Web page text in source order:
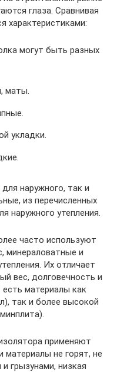
глаза. Сравнивая
характеристиками:
могут быть разных
маты.
укладки.
наружного, так и
из перечисленных
наружного утепления.
часто используют
минераловатные и
Их отличает
вес, долговечность и
материалы как
так и более высокой
применяют
материалы не горят, не
грызунами, низкая